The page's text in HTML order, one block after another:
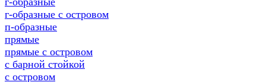
г-образные с островом
п-образные
прямые
прямые с островом
с барной стойкой
с островом